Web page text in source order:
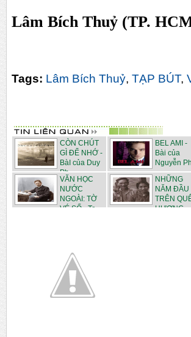
Lâm Bích Thuỷ (TP.
Tags: Lâm Bích Thuỷ, TẠP BÚT,
CÒN CHÚT
GÌ ĐỂ NHỚ -
BàI của Duy
Ph...
BEL AMI -
Bài của
Nguyễn
VĂN HỌC
NƯỚC
NGOÀI: TỜ
VÉ SỐ - Tr...
NHỮNG
NĂM ĐẦU
TRÊN
HƯƠNG -